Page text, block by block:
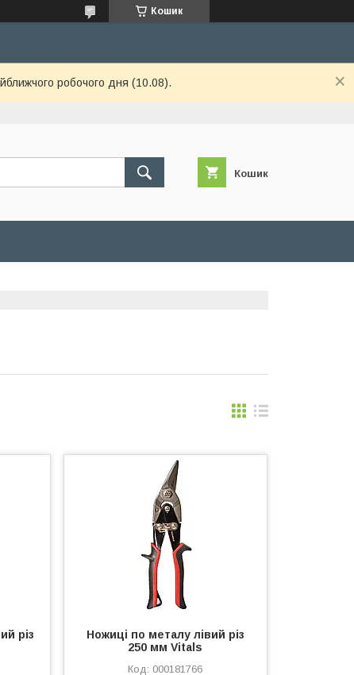
Кошик
робочого дня (10.08).
Кошик
різ
Ножиці по металу лівий різ
250 мм Vitals
000181766